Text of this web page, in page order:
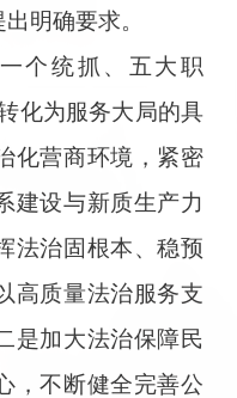
明确要求。
个统抓、五大职
化为服务大局的具
化营商环境，紧密
建设与新质生产力
法治固根本、稳预
高质量法治服务支
是加大法治保障民
，不断健全完善公